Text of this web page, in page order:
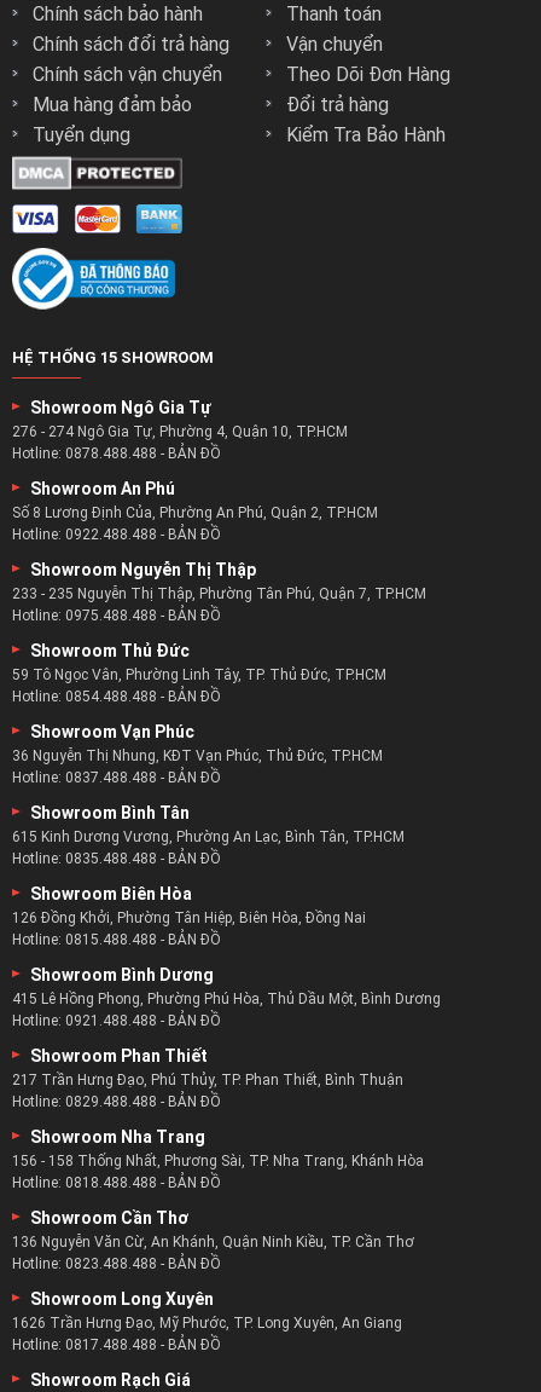
Chính sách bảo hành
Chính sách đổi trả hàng
Chính sách vận chuyển
Mua hàng đảm bảo
Tuyển dụng
Thanh toán
Vận chuyển
Theo Dõi Đơn Hàng
Đổi trả hàng
Kiểm Tra Bảo Hành
HỆ THỐNG 15 SHOWROOM
Showroom Ngô Gia Tự
276 - 274 Ngô Gia Tự, Phường 4, Quận 10, TP.HCM
Hotline: 0878.488.488 - BẢN ĐỒ
Showroom An Phú
Số 8 Lương Định Của, Phường An Phú, Quận 2, TP.HCM
Hotline: 0922.488.488 - BẢN ĐỒ
Showroom Nguyễn Thị Thập
233 - 235 Nguyễn Thị Thập, Phường Tân Phú, Quận 7, TP.HCM
Hotline: 0975.488.488 - BẢN ĐỒ
Showroom Thủ Đức
59 Tô Ngọc Vân, Phường Linh Tây, TP. Thủ Đức, TP.HCM
Hotline: 0854.488.488 - BẢN ĐỒ
Showroom Vạn Phúc
36 Nguyễn Thị Nhung, KĐT Vạn Phúc, Thủ Đức, TP.HCM
Hotline: 0837.488.488 - BẢN ĐỒ
Showroom Bình Tân
615 Kinh Dương Vương, Phường An Lạc, Bình Tân, TP.HCM
Hotline: 0835.488.488 - BẢN ĐỒ
Showroom Biên Hòa
126 Đồng Khởi, Phường Tân Hiệp, Biên Hòa, Đồng Nai
Hotline: 0815.488.488 - BẢN ĐỒ
Showroom Bình Dương
415 Lê Hồng Phong, Phường Phú Hòa, Thủ Dầu Một, Bình Dương
Hotline: 0921.488.488 - BẢN ĐỒ
Showroom Phan Thiết
217 Trần Hưng Đạo, Phú Thủy, TP. Phan Thiết, Bình Thuận
Hotline: 0829.488.488 - BẢN ĐỒ
Showroom Nha Trang
156 - 158 Thống Nhất, Phương Sài, TP. Nha Trang, Khánh Hòa
Hotline: 0818.488.488 - BẢN ĐỒ
Showroom Cần Thơ
136 Nguyễn Văn Cừ, An Khánh, Quận Ninh Kiều, TP. Cần Thơ
Hotline: 0823.488.488 - BẢN ĐỒ
Showroom Long Xuyên
1626 Trần Hưng Đạo, Mỹ Phước, TP. Long Xuyên, An Giang
Hotline: 0817.488.488 - BẢN ĐỒ
Showroom Rạch Giá